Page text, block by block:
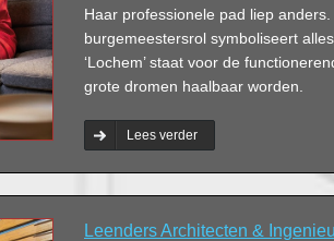
Haar professionele pad liep
burgemeestersrol symboliseert
‘Lochem’ staat voor de
grote dromen haalbaar worden.
Lees verder
Leenders Architecten &